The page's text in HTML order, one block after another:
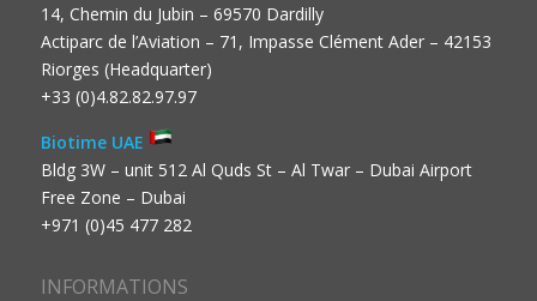
14, Chemin du Jubin – 69570 Dardilly
Actiparc de l’Aviation – 71, Impasse Clément Ader – 42153
Riorges (Headquarter)
+33 (0)4.82.82.97.97
Biotime UAE
Bldg 3W – unit 512 Al Quds St – Al Twar – Dubai Airport
Free Zone – Dubai
+971 (0)45 477 282
INFORMATIONS